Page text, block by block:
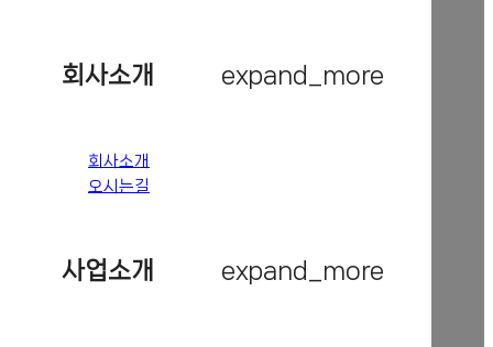
회사소개 expand_more
회사소개
오시는길
사업소개 expand_more